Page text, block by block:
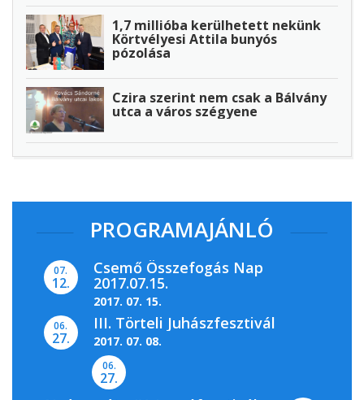
1,7 millióba kerülhetett nekünk
Körtvélyesi Attila bunyós
pózolása
Czira szerint nem csak a Bálvány
utca a város szégyene
PROGRAMAJÁNLÓ
07.
12.
Csemő Összefogás Nap
2017.07.15.
2017. 07. 15.
06.
27.
III. Törteli Juhászfesztivál
2017. 07. 08.
06.
27.